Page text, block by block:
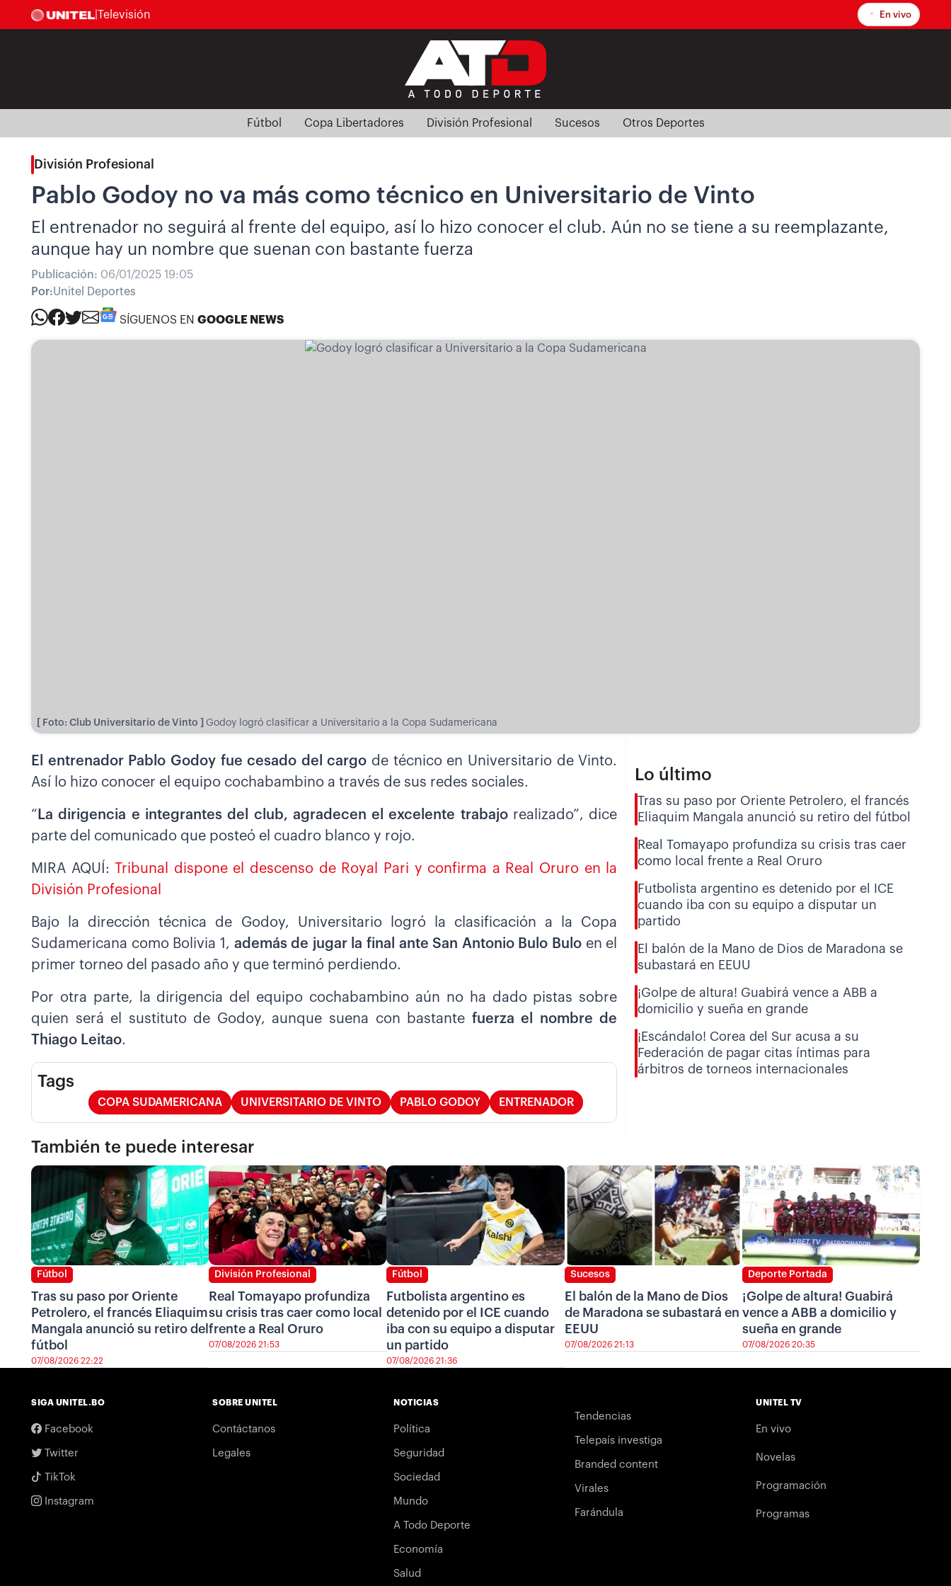
Televisión En vivo
Fútbol Copa Libertadores División Profesional Sucesos Otros Deportes
División Profesional
Pablo Godoy no va más como técnico en Universitario de Vinto
El entrenador no seguirá al frente del equipo, así lo hizo conocer el club. Aún no se tiene a su reemplazante,
aunque hay un nombre que suenan con bastante fuerza
Publicación: 06/01/2025 19:05
Por:Unitel Deportes
SÍGUENOS EN GOOGLE NEWS
[ Foto: Club Universitario de Vinto ] Godoy logró clasificar a Universitario a la Copa Sudamericana
El entrenador Pablo Godoy fue cesado del cargo de técnico en Universitario de Vinto.
Así lo hizo conocer el equipo cochabambino a través de sus redes sociales.
“ La dirigencia e integrantes del club, agradecen el excelente trabajorealizado”, dice
parte del comunicado que posteó el cuadro blanco y rojo.
MIRA AQUÍ:Tribunal dispone el descenso de Royal Pari y confirma a Real Oruro en la
División Profesional
Bajo la dirección técnica de Godoy, Universitario logró la clasificación a la Copa
Sudamericana como Bolivia 1, además de jugar la final ante San Antonio Bulo Bulo en el
primer torneo del pasado año y que terminó perdiendo.
Por otra parte, la dirigencia del equipo cochabambino aún no ha dado pistas sobre
quien será el sustituto de Godoy, aunque suena con bastante fuerza el nombre de
Thiago Leitao.
Tags
COPA SUDAMERICANA UNIVERSITARIO DE VINTO PABLO GODOY ENTRENADOR
Lo último
Tras su paso por Oriente Petrolero, el francés
Eliaquim Mangala anunció su retiro del fútbol
Real Tomayapo profundiza su crisis tras caer
como local frente a Real Oruro
Futbolista argentino es detenido por el ICE
cuando iba con su equipo a disputar un
partido
El balón de la Mano de Dios de Maradona se
subastará en EEUU
¡Golpe de altura! Guabirá vence a ABB a
domicilio y sueña en grande
¡Escándalo! Corea del Sur acusa a su
Federación de pagar citas íntimas para
árbitros de torneos internacionales
También te puede interesar
Fútbol
Tras su paso por Oriente
Petrolero, el francés Eliaquim
Mangala anunció su retiro del
fútbol
07/08/2026 22:22
División Profesional
Real Tomayapo profundiza
su crisis tras caer como local
frente a Real Oruro
07/08/2026 21:53
Fútbol
Futbolista argentino es
detenido por el ICE cuando
iba con su equipo a disputar
un partido
07/08/2026 21:36
Sucesos
El balón de la Mano de Dios
de Maradona se subastará en
EEUU
07/08/2026 21:13
Deporte Portada
¡Golpe de altura! Guabirá
vence a ABB a domicilio y
sueña en grande
07/08/2026 20:35
SIGA UNITEL.BO
Facebook
Twitter
TikTok
Instagram
SOBRE UNITEL
Contáctanos
Legales
NOTICIAS
Política
Seguridad
Sociedad
Mundo
A Todo Deporte
Economía
Salud
Tendencias
Telepaís investiga
Branded content
Virales
Farándula
UNITEL TV
En vivo
Novelas
Programación
Programas